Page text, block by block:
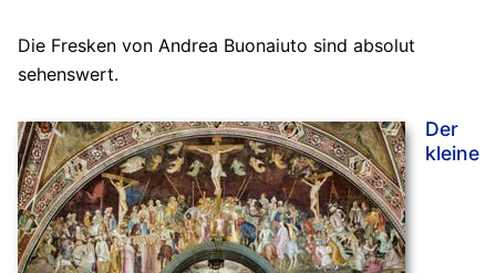
Die Fresken von Andrea Buonaiuto sind absolut
sehenswert.
Der
kleine